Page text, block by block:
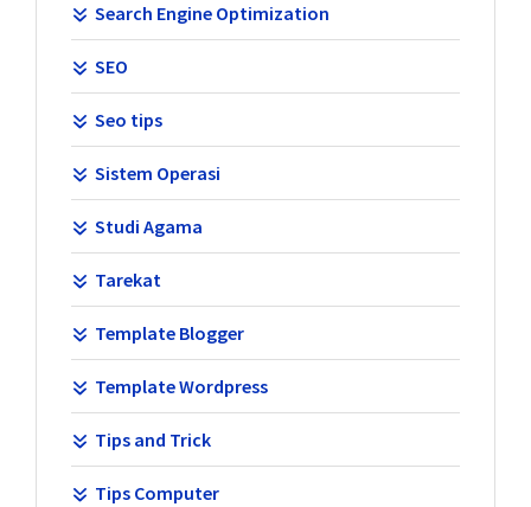
Search Engine Optimization
SEO
Seo tips
Sistem Operasi
Studi Agama
Tarekat
Template Blogger
Template Wordpress
Tips and Trick
Tips Computer